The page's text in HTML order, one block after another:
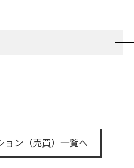
ョン（売買）一覧へ